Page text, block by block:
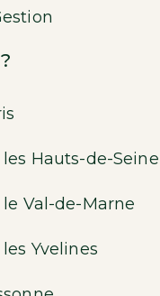
Hauts-de-Seine
Val-de-Marne
Yvelines